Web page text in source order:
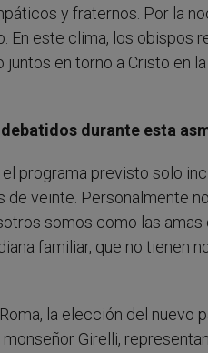
y fraternos. Por la
En este clima, los obispos
en torno a Cristo en
durante esta
programa previsto solo
de veinte. Personalmente
somos como las
familiar, que no tienen
la elección del nuevo
Girelli,